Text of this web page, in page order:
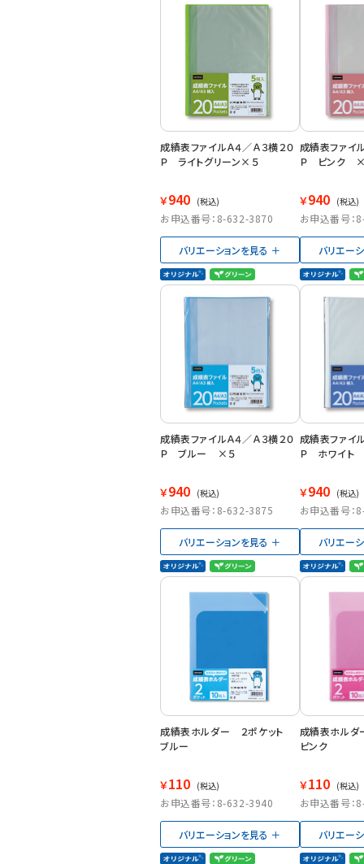
成績表ファイルＡ４／Ａ３横２０
Ｐ ライトグリーン×５
￥940 (税込)
お申込番号：8-632-3870
バリエーションを見る
成績表ファイ
Ｐ ピンク
￥940 (税込)
お申込番号
バリエー
成績表ファイルＡ４／Ａ３横２０
Ｐ ブルー ×５
￥940 (税込)
お申込番号：8-632-3875
バリエーションを見る
成績表ファイ
Ｐ ホワイ
￥940 (税込)
お申込番号
バリエー
成績表ホルダー ２ポケット
ブルー
￥110 (税込)
お申込番号：8-632-3940
バリエーションを見る
成績表ホル
ピンク
￥110 (税込)
お申込番号
バリエー